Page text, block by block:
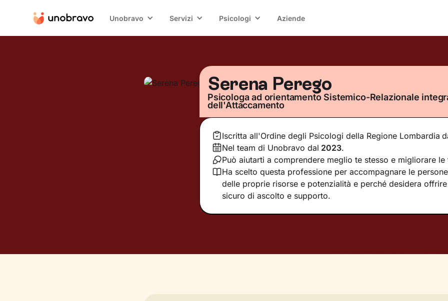
Unobravo Servizi Psicologi Aziende
Serena Perego
Psicologa ad orientamento Sistemico-Relazionale
dell'Attaccamento
Iscritta all'Ordine degli Psicologi della Regione Lombardia
Nel team di Unobravo dal 2023.
Può aiutarti a comprendere meglio te stesso e migliorare le
Ha scelto questa professione per accompagnare le
delle proprie risorse e potenzialità e perché desidera
sicuro di ascolto e supporto.